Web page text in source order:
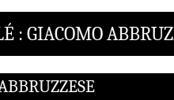
: GIACOMO